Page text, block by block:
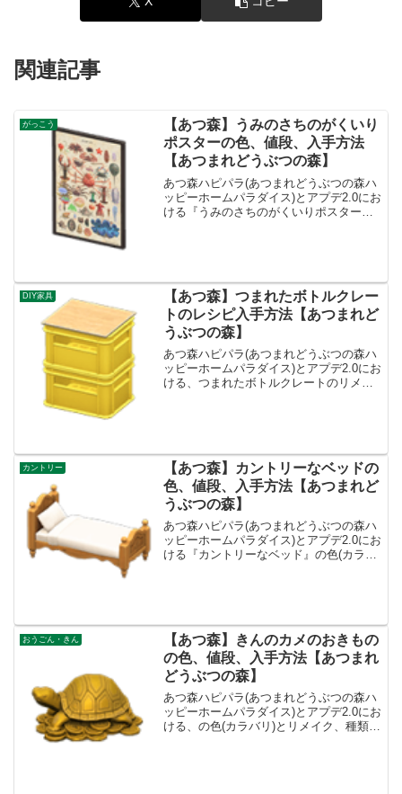
関連記事
がっこう
【あつ森】うみのさちのがくいり
ポスターの色、値段、入手方法
【あつまれどうぶつの森】
あつ森ハピパラ(あつまれどうぶつの森ハ
ッピーホームパラダイス)とアプデ2.0にお
ける『うみのさちのがくいりポスター』
DIY家具
【あつ森】つまれたボトルクレー
トのレシピ入手方法【あつまれど
うぶつの森】
あつ森ハピパラ(あつまれどうぶつの森ハ
ッピーホームパラダイス)とアプデ2.0にお
ける、つまれたボトルクレートのリメイ
カントリー
【あつ森】カントリーなベッドの
色、値段、入手方法【あつまれど
うぶつの森】
あつ森ハピパラ(あつまれどうぶつの森ハ
ッピーホームパラダイス)とアプデ2.0にお
ける『カントリーなベッド』の色(カラバ
おうごん・きん
【あつ森】きんのカメのおきもの
の色、値段、入手方法【あつまれ
どうぶつの森】
あつ森ハピパラ(あつまれどうぶつの森ハ
ッピーホームパラダイス)とアプデ2.0にお
ける、の色(カラバリ)とリメイク、種類一